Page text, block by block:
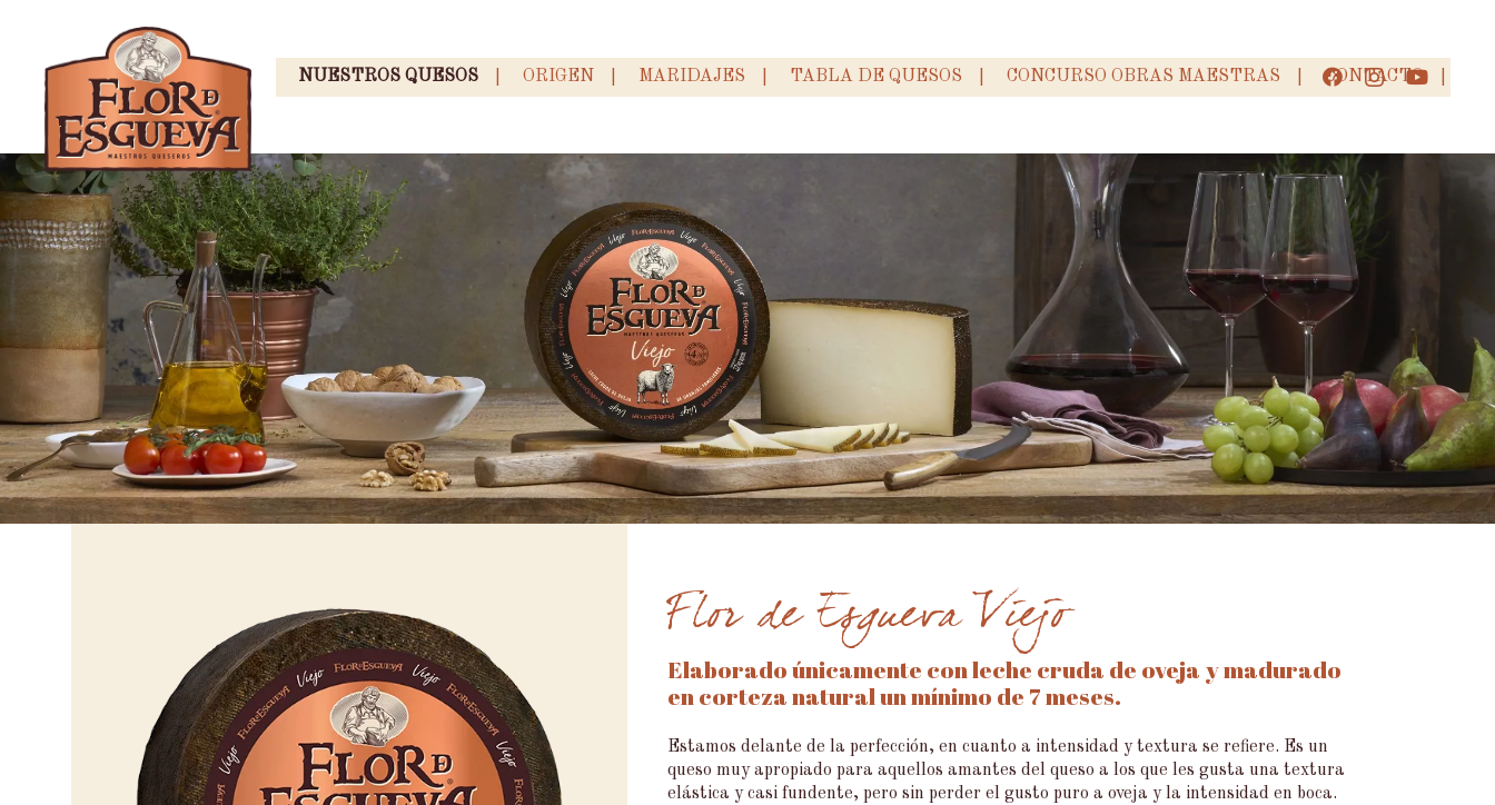
NUESTROS QUESOS ORIGEN MARIDAJES TABLA DE QUESOS CONCURSO OBRAS MAESTRAS CONTACTO
Flor de Esgueva Viejo
Elaborado únicamente con leche cruda de oveja y madurado
en corteza natural un mínimo de 7 meses.
Estamos delante de la perfección, en cuanto a intensidad y textura se refiere. Es un
queso muy apropiado para aquellos amantes del queso a los que les gusta una textura
elástica y casi fundente, pero sin perder el gusto puro a oveja y la intensidad en boca.